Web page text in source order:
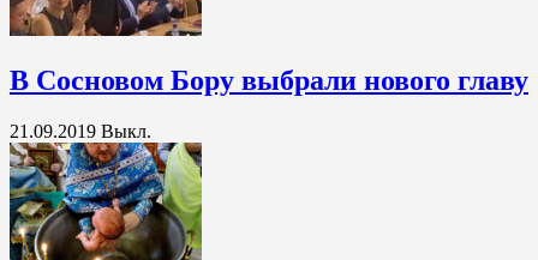
В Сосновом Бору выбрали нового главу
21.09.2019 Выкл.